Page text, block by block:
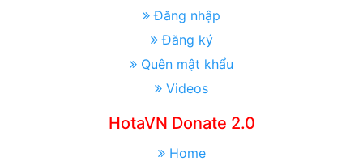
Đăng nhập
Đăng ký
Quên mật khẩu
Videos
HotaVN Donate 2.0
Home